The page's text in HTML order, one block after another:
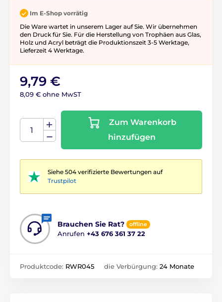
Im E-Shop vorrätig
Die Ware wartet in unserem Lager auf Sie. Wir übernehmen
den Druck für Sie. Für die Herstellung von Trophäen aus Glas,
Holz und Acryl beträgt die Produktionszeit 3-5 ​​Werktage,
Lieferzeit 4 Werktage.
9,79 €
8,09 € ohne MwST
Zum Warenkorb
hinzufügen
Siehe 504 verifizierte Bewertungen auf
Trustpilot
Brauchen Sie Rat? offline
Anrufen +43 676 361 37 22
Produktcode: RWR045 die Verbürgung: 24 Monate